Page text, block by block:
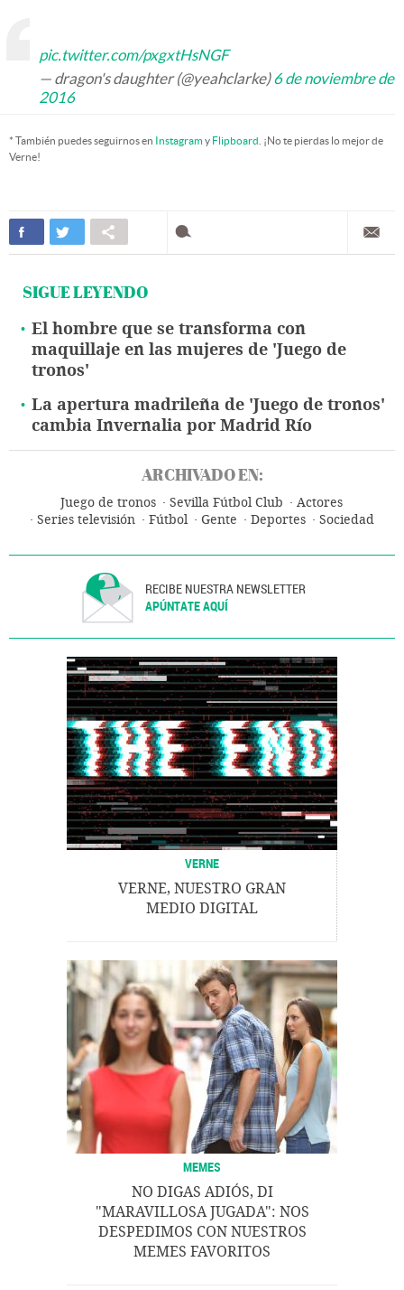
pic.twitter.com/pxgxtHsNGF
— dragon's daughter (@yeahclarke)6 de noviembre de
2016
* También puedes seguirnos en Instagramy Flipboard . ¡No te pierdas lo mejor de
Verne!
SIGUE LEYENDO
El hombre que se transforma con
maquillaje en las mujeres de 'Juego de
tronos'
La apertura madrileña de 'Juego de tronos'
cambia Invernalia por Madrid Río
ARCHIVADO EN:
Juego de tronos Sevilla Fútbol Club
Actores
Series televisión
Fútbol Gente Deportes Sociedad
RECIBE NUESTRA NEWSLETTER
APÚNTATE AQUÍ
VERNE
VERNE, NUESTRO GRAN
MEDIO DIGITAL
MEMES
NO DIGAS ADIÓS, DI
"MARAVILLOSA JUGADA": NOS
DESPEDIMOS CON NUESTROS
MEMES FAVORITOS